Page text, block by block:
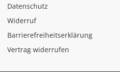
Datenschutz
Widerruf
Barrierefreiheitserklärung
Vertrag widerrufen